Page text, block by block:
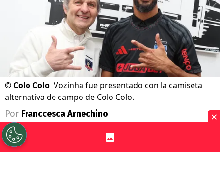
© Colo Colo Vozinha fue presentado con la camiseta
alternativa de campo de Colo Colo.
Por Franccesca Arnechino
Sigue a Redgol en Google!
×